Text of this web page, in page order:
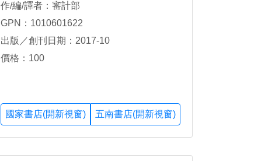
作/編/譯者：審計部
GPN：1010601622
出版／創刊日期：2017-10
價格：100
國家書店(開新視窗) 五南書店(開新視窗)